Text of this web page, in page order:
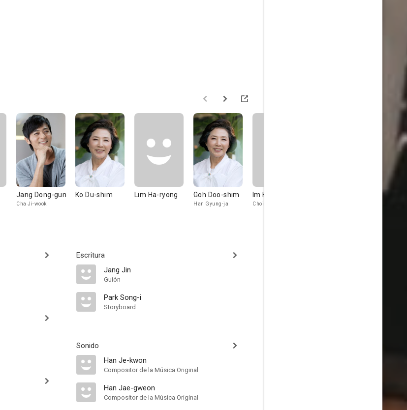
Jang Dong-gun
Cha Ji-wook
Ko Du-shim Lim Ha-ryong Goh Doo-shim
Han Gyung-ja
Im Ha-ryong
Choi Chang-myeon
Gong Ho-
Escritura
Jang Jin
Guión
Park Song-i
Storyboard
Sonido
Han Je-kwon
Compositor de la Música Original
Han Jae-gweon
Compositor de la Música Original